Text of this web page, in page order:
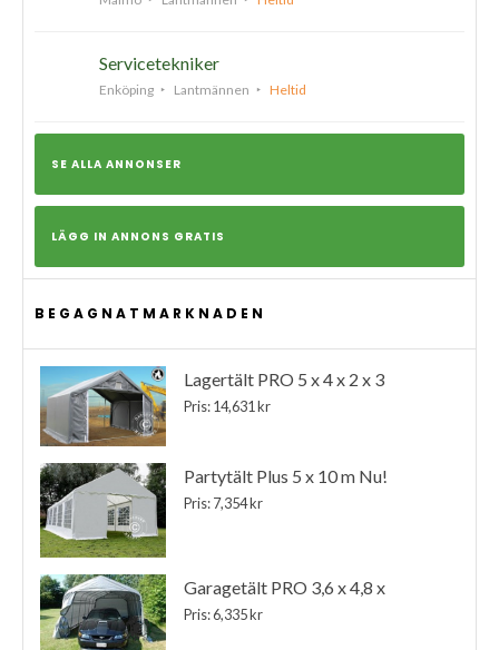
Servicetekniker
Enköping Lantmännen Heltid
SE ALLA ANNONSER
LÄGG IN ANNONS GRATIS
BEGAGNATMARKNADEN
Lagertält PRO 5 x 4 x 2 x 3
Pris: 14,631 kr
Partytält Plus 5 x 10 m Nu!
Pris: 7,354 kr
Garagetält PRO 3,6 x 4,8 x
Pris: 6,335 kr